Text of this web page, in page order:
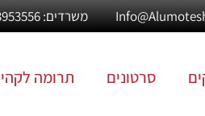
משרדים: 072-3953556
סרטונים תרומה